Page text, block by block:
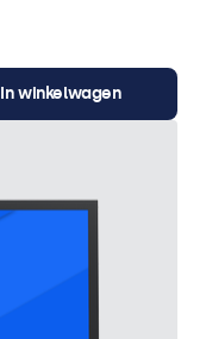
In winkelwagen